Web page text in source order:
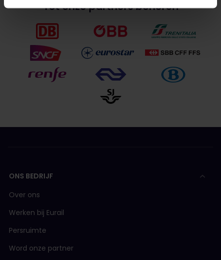
Tot onze partners behoren
ONS BEDRIJF
Over ons
Werken bij Eurail
Persruimte
Word onze partner